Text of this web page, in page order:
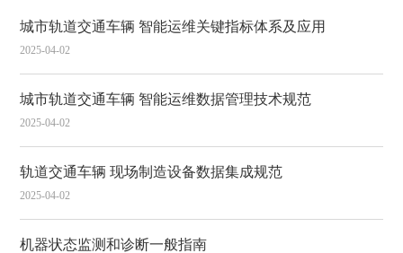
城市轨道交通车辆 智能运维关键指标体系及应用
2025-04-02
城市轨道交通车辆 智能运维数据管理技术规范
2025-04-02
轨道交通车辆 现场制造设备数据集成规范
2025-04-02
机器状态监测和诊断一般指南